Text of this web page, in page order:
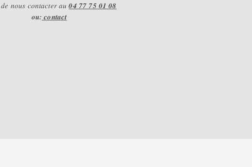
nous contacter au04 77 75 01 08
ou: contact